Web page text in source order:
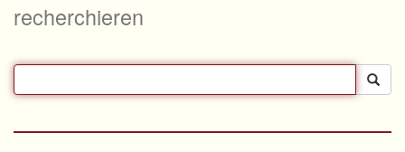
recherchieren